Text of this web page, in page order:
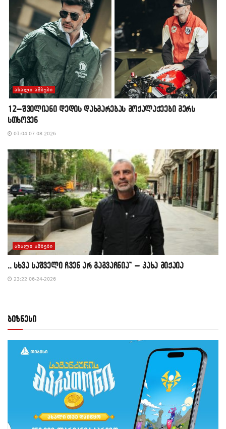
ᲐᲮᲐᲚᲘ ᲐᲛᲑᲔᲑᲘ
12–შვილიანი დედის დახმარებას მოქალაქეები მერს
სთხოვენ
01:04 07-08-2026
ᲐᲮᲐᲚᲘ ᲐᲛᲑᲔᲑᲘ
,, სხვა საშველი ჩვენ არ გაგვაჩნია” – კახა მიქაია
23:22 06-24-2026
ბიზნესი